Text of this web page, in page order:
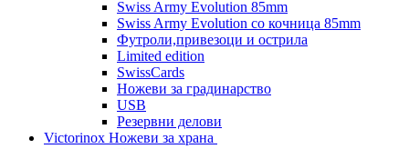
Swiss Army Evolution 85mm
Swiss Army Evolution со кочница 85mm
Футроли,привезоци и острила
Limited edition
SwissCards
Ножеви за градинарство
USB
Резервни делови
Victorinox Ножеви за храна